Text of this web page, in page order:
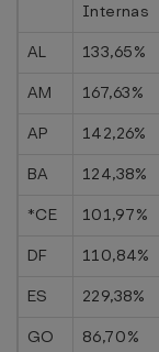
Internas
AL
133,65%
AM
167,63%
AP
142,26%
BA
124,38%
*CE
101,97%
DF
110,84%
ES
229,38%
GO
86,70%